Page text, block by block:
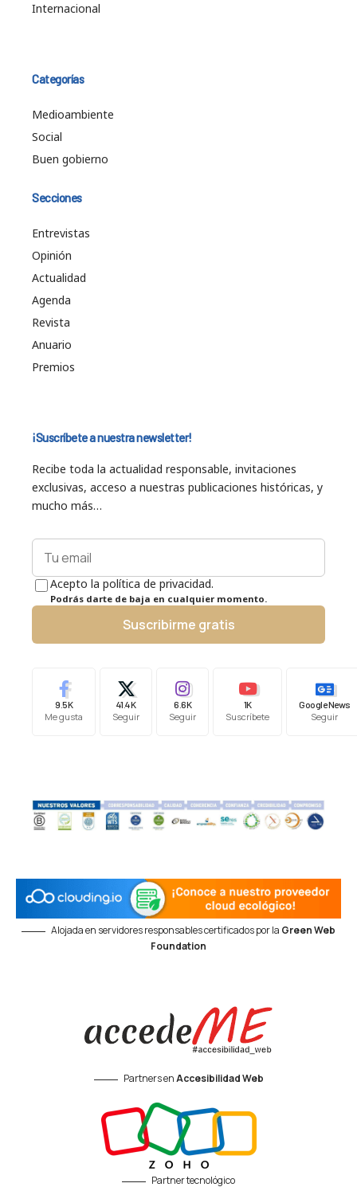
Internacional
Categorías
Medioambiente
Social
Buen gobierno
Secciones
Entrevistas
Opinión
Actualidad
Agenda
Revista
Anuario
Premios
¡Suscríbete a nuestra newsletter!
Recibe toda la actualidad responsable, invitaciones
exclusivas, acceso a nuestras publicaciones históricas, y
mucho más…
Acepto la política de privacidad.
Podrás darte de baja en cualquier momento.
Suscribirme gratis
9.5K
Me gusta
41.4K
Seguir
6.6K
Seguir
1K
Suscríbete
Google News
Seguir
Alojada en servidores responsables certificados por la Green Web
Foundation
Partners enAccesibilidad Web
Partner tecnológico